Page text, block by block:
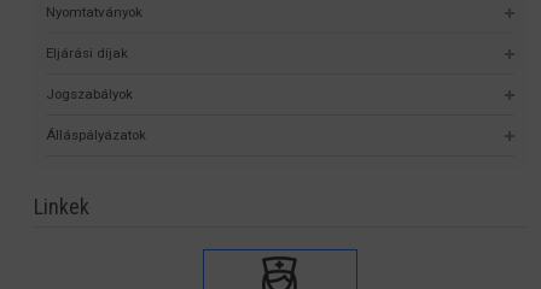
Nyomtatványok
Eljárási díjak
Jogszabályok
Álláspályázatok
Linkek